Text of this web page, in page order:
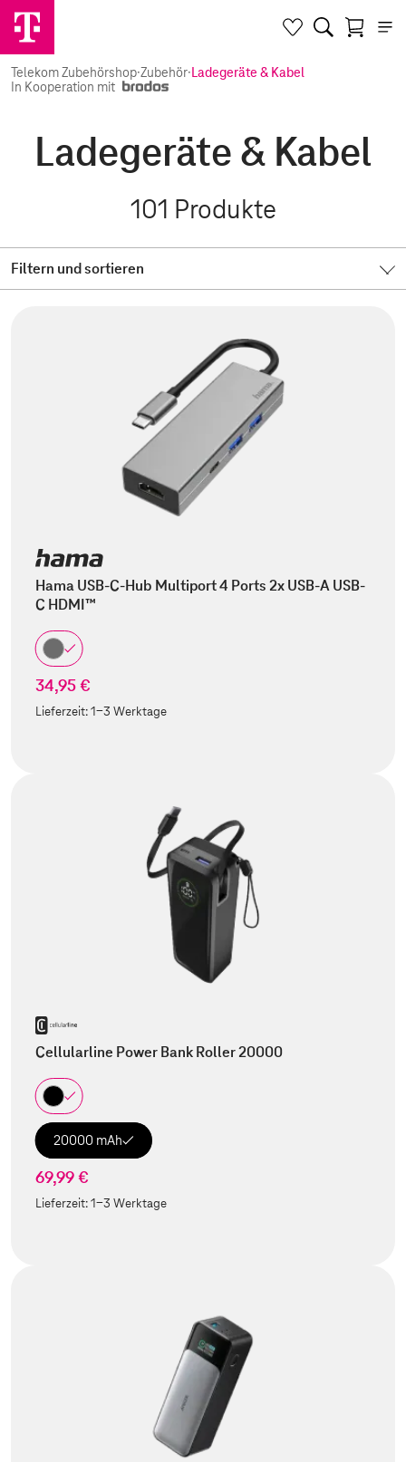
Telekom Zubehörshop·Zubehör·Ladegeräte & Kabel
In Kooperation mit
Ladegeräte & Kabel
101 Produkte
Filtern und sortieren
Hama USB-C-Hub Multiport 4 Ports 2x USB-A USB-
C HDMI™
34,95 €
Lieferzeit:1-3 Werktage
Cellularline Power Bank Roller 20000
20000 mAh
69,99 €
Lieferzeit:1-3 Werktage